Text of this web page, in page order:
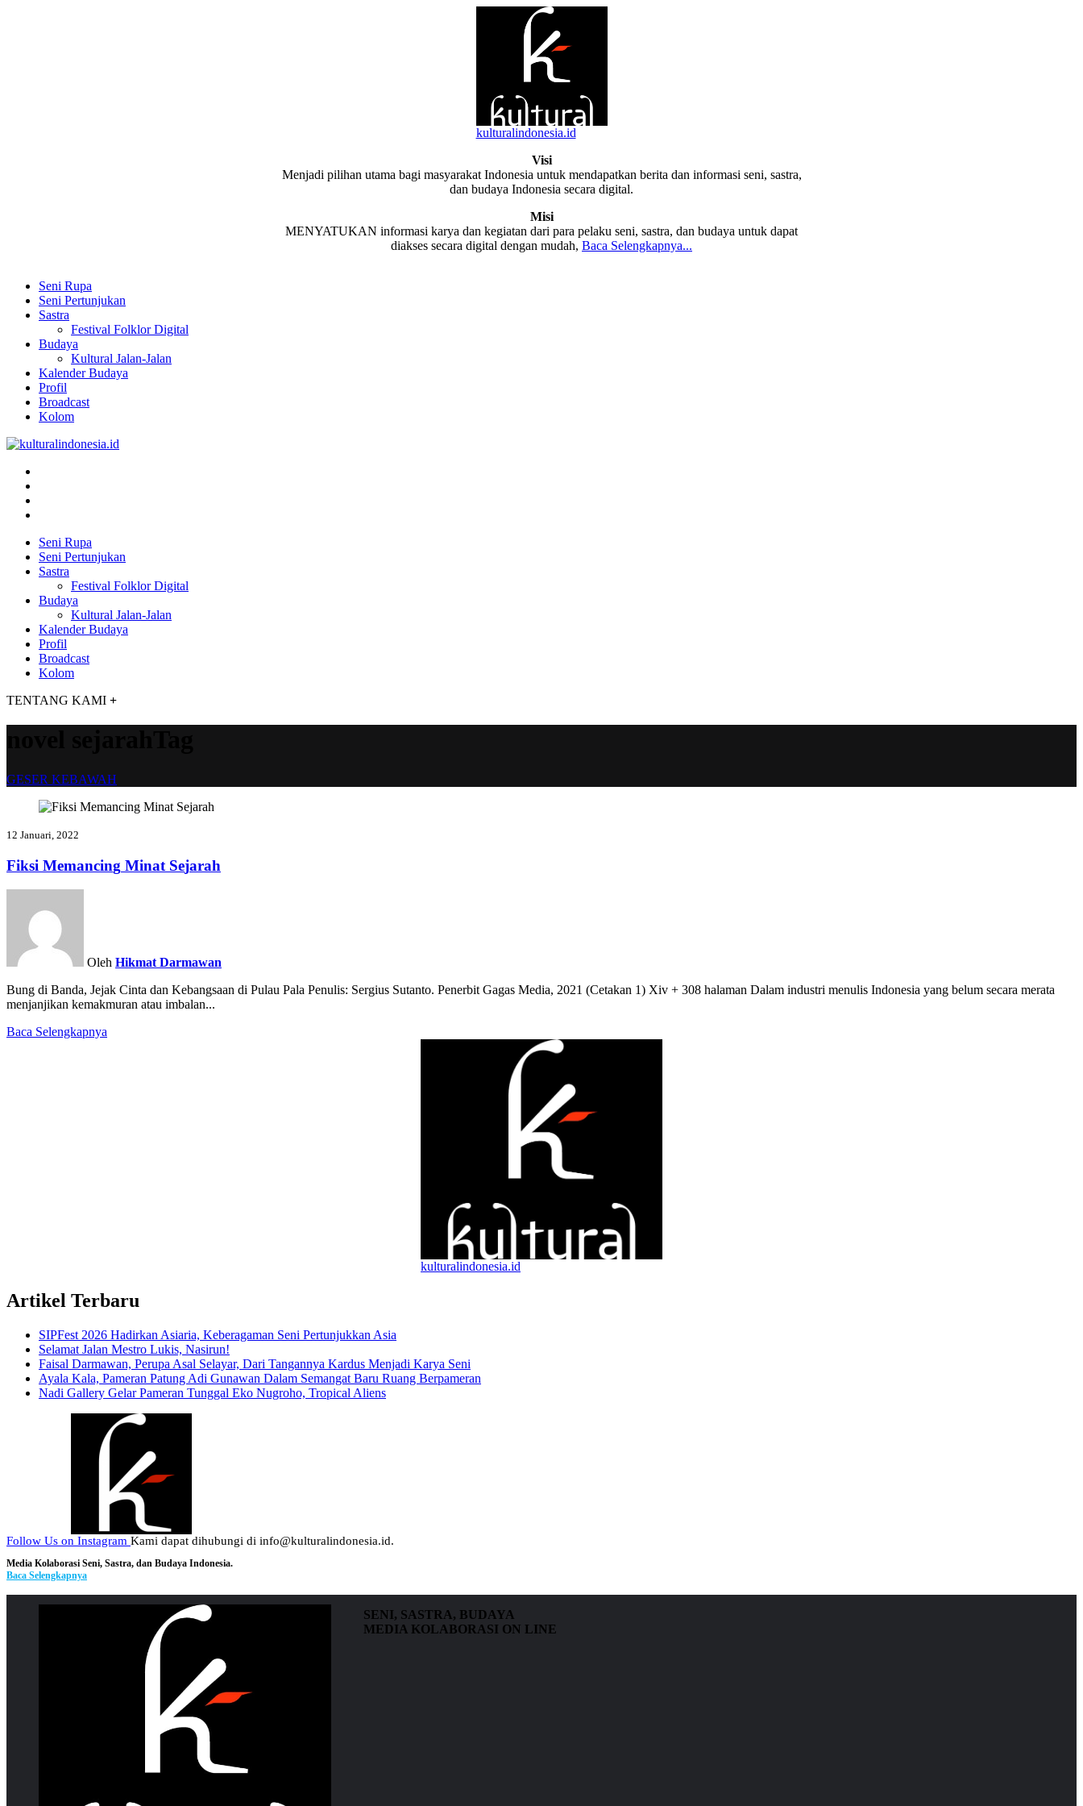
kulturalindonesia.id
Visi
Menjadi pilihan utama bagi masyarakat Indonesia untuk mendapatkan berita dan informasi seni, sastra,
dan budaya Indonesia secara digital.
Misi
MENYATUKAN informasi karya dan kegiatan dari para pelaku seni, sastra, dan budaya untuk dapat
diakses secara digital dengan mudah, Baca Selengkapnya...
Seni Rupa
Seni Pertunjukan
Sastra
Festival Folklor Digital
Budaya
Kultural Jalan-Jalan
Kalender Budaya
Profil
Broadcast
Kolom
Seni Rupa
Seni Pertunjukan
Sastra
Festival Folklor Digital
Budaya
Kultural Jalan-Jalan
Kalender Budaya
Profil
Broadcast
Kolom
TENTANG KAMI +
GESER KEBAWAH
1 2 Januari 2022
Fiksi Memancing Minat Sejarah
Oleh Hikmat Darmawan
Bung di Banda, Jejak Cinta dan Kebangsaan di Pulau Pala Penulis: Sergius Sutanto. Penerbit Gagas Media, 2021 (Cetakan 1) Xiv + 308 halaman Dalam industri menulis Indonesia yang belum secara merata
menjanjikan kemakmuran atau imbalan...
Baca Selengkapnya
kulturalindonesia.id
Artikel Terbaru
SIPFest 2026 Hadirkan Asiaria, Keberagaman Seni Pertunjukkan Asia
Selamat Jalan Mestro Lukis, Nasirun!
Faisal Darmawan, Perupa Asal Selayar, Dari Tangannya Kardus Menjadi Karya Seni
Ayala Kala, Pameran Patung Adi Gunawan Dalam Semangat Baru Ruang Berpameran
Nadi Gallery Gelar Pameran Tunggal Eko Nugroho, Tropical Aliens
Follow Us on Instagram Kami dapat dihubungi di info@kulturalindonesia.id.
Media Kolaborasi Seni, Sastra, dan Budaya Indonesia.
Baca Selengkapnya
SENI, SASTRA, BUDAYA
MEDIA KOLABORASI ON LINE